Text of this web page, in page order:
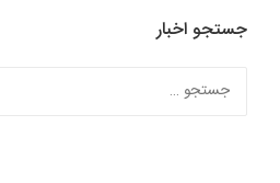
جستجو اخبار
برای: